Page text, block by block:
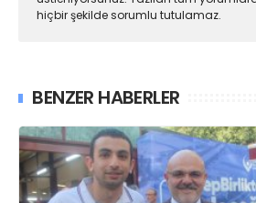
hiçbir şekilde sorumlu tutulamaz.
BENZER HABERLER